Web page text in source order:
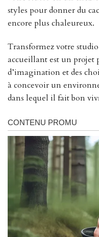
styles pour donner du
encore plus chaleureux.
Transformez votre
accueillant est un projet
d’imagination et des
à concevoir un
dans lequel il fait bon